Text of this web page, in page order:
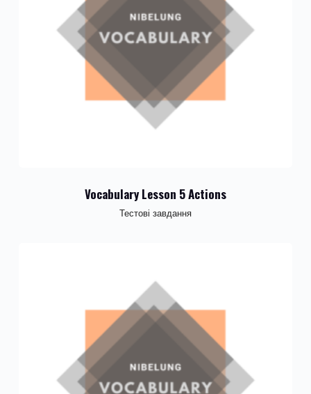
Vocabulary Lesson 5 Actions
Тестові завдання